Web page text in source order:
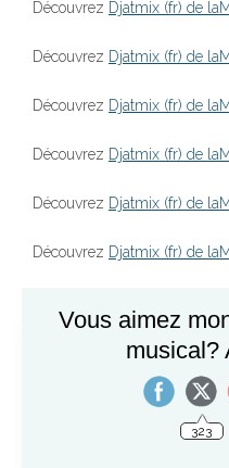
Découvrez Djatmix (fr) de
Découvrez Djatmix (fr) de
Découvrez Djatmix (fr) de
Découvrez Djatmix (fr) de
Découvrez Djatmix (fr) de
Découvrez Djatmix (fr) de
Djatmix (fr) de
Djatmix (fr) de
Vous aimez
musical?
323